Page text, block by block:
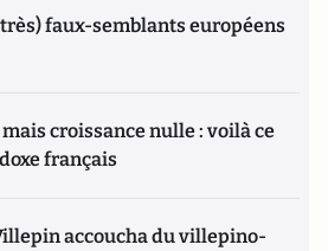
faux-semblants européens
mais croissance nulle : voilà ce
français
accoucha du villepino-